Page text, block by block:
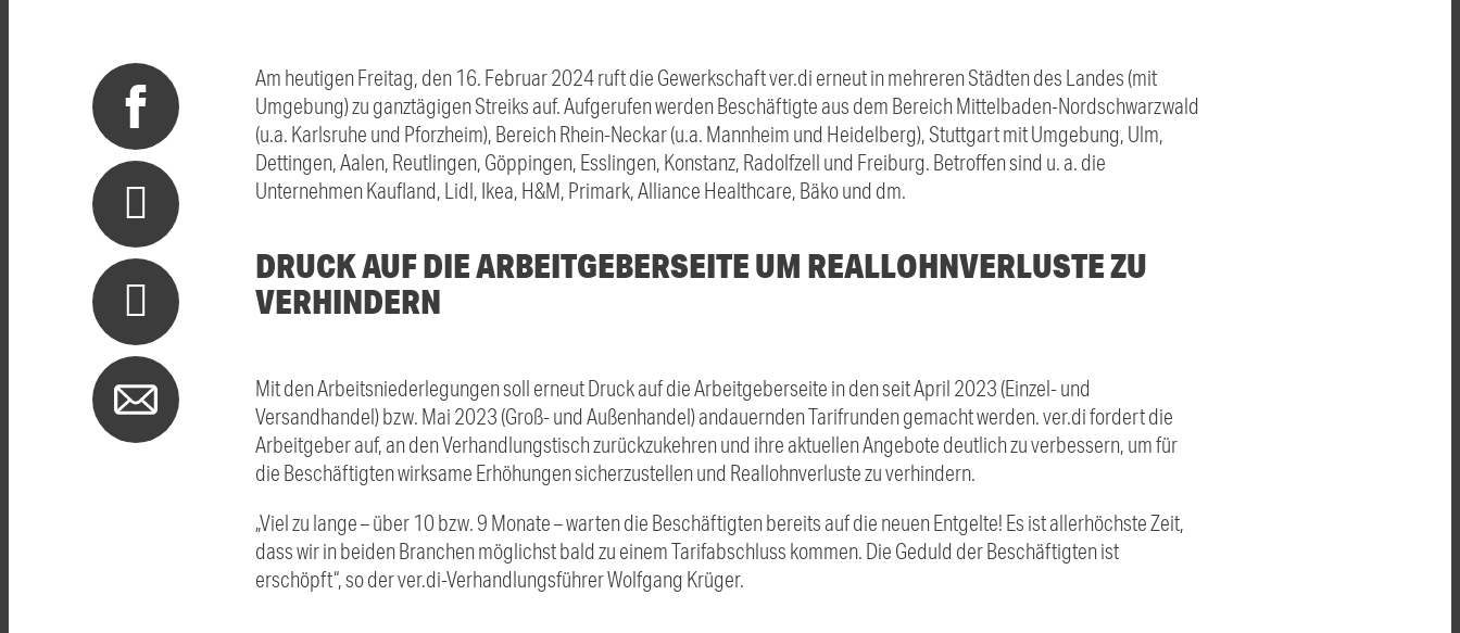
Am heutigen Freitag, den 16. Februar 2024 ruft die Gewerkschaft ver.di erneut in mehreren Städten des Landes (mit
Umgebung) zu ganztägigen Streiks auf. Aufgerufen werden Beschäftigte aus dem Bereich Mittelbaden-Nordschwarzwald
(u.a. Karlsruhe und Pforzheim), Bereich Rhein-Neckar (u.a. Mannheim und Heidelberg), Stuttgart mit Umgebung, Ulm,
Dettingen, Aalen, Reutlingen, Göppingen, Esslingen, Konstanz, Radolfzell und Freiburg. Betroffen sind u. a. die
Unternehmen Kaufland, Lidl, Ikea, H&M, Primark, Alliance Healthcare, Bäko und dm.
DRUCK AUF DIE ARBEITGEBERSEITE UM REALLOHNVERLUSTE ZU
VERHINDERN
Mit den Arbeitsniederlegungen soll erneut Druck auf die Arbeitgeberseite in den seit April 2023 (Einzel- und
Versandhandel) bzw. Mai 2023 (Groß- und Außenhandel) andauernden Tarifrunden gemacht werden. ver.di fordert die
Arbeitgeber auf, an den Verhandlungstisch zurückzukehren und ihre aktuellen Angebote deutlich zu verbessern, um für
die Beschäftigten wirksame Erhöhungen sicherzustellen und Reallohnverluste zu verhindern.
„Viel zu lange – über 10 bzw. 9 Monate – warten die Beschäftigten bereits auf die neuen Entgelte! Es ist allerhöchste Zeit,
dass wir in beiden Branchen möglichst bald zu einem Tarifabschluss kommen. Die Geduld der Beschäftigten ist
erschöpft“, so der ver.di-Verhandlungsführer Wolfgang Krüger.